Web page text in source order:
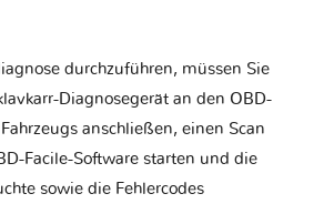
durchzuführen, müssen Sie
Diagnosegerät an den OBD-
anschließen, einen Scan
Facile-Software starten und die
sowie die Fehlercodes